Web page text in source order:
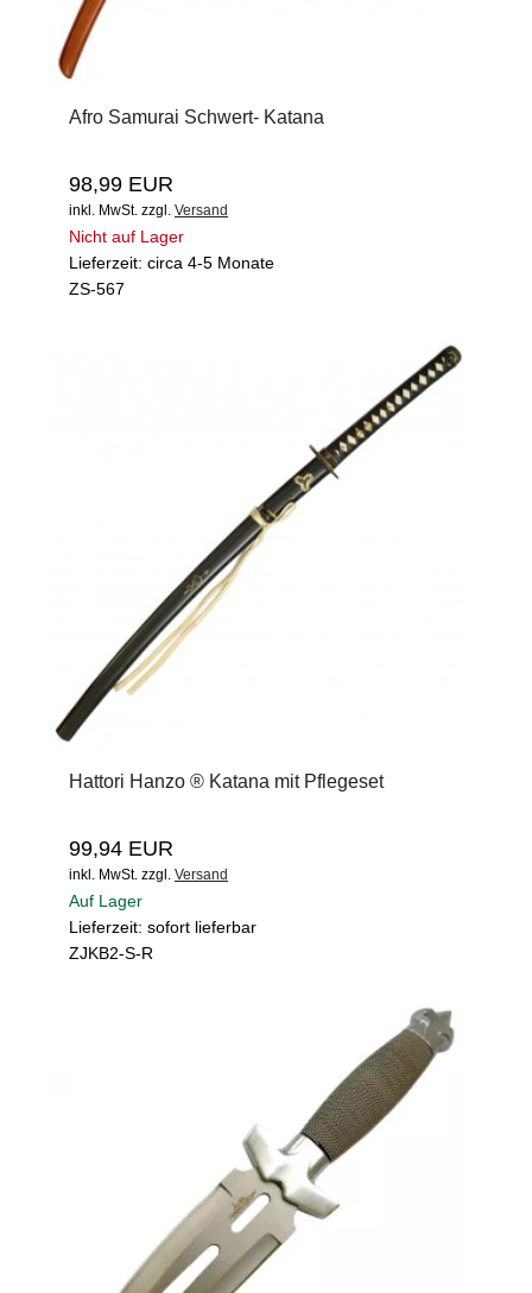
Afro Samurai Schwert- Katana
98,99 EUR
inkl. MwSt. zzgl. Versand
Nicht auf Lager
Lieferzeit: circa 4-5 Monate
ZS-567
Hattori Hanzo ® Katana mit Pflegeset
99,94 EUR
inkl. MwSt. zzgl. Versand
Auf Lager
Lieferzeit: sofort lieferbar
ZJKB2-S-R